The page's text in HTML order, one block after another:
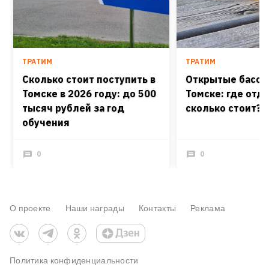
ТРАТИМ
Сколько стоит поступить в
Томске в 2026 году: до 500
тысяч рублей за год
обучения
0
ТРАТИМ
Открытые
Томске: где
сколько стоит?
0
О проекте Наши награды Контакты Реклама
Политика конфиденциальности